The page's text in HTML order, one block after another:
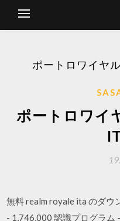
ポートロワイヤ
ポートロワイ
無料 realm royale ita のダウ
- 1,746,000 認識プログラム